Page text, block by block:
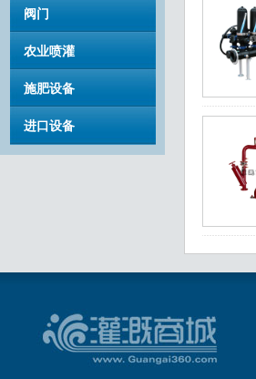
阀门
农业喷灌
施肥设备
进口设备